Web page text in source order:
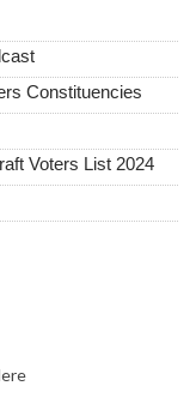
Constituencies
Voters List 2024